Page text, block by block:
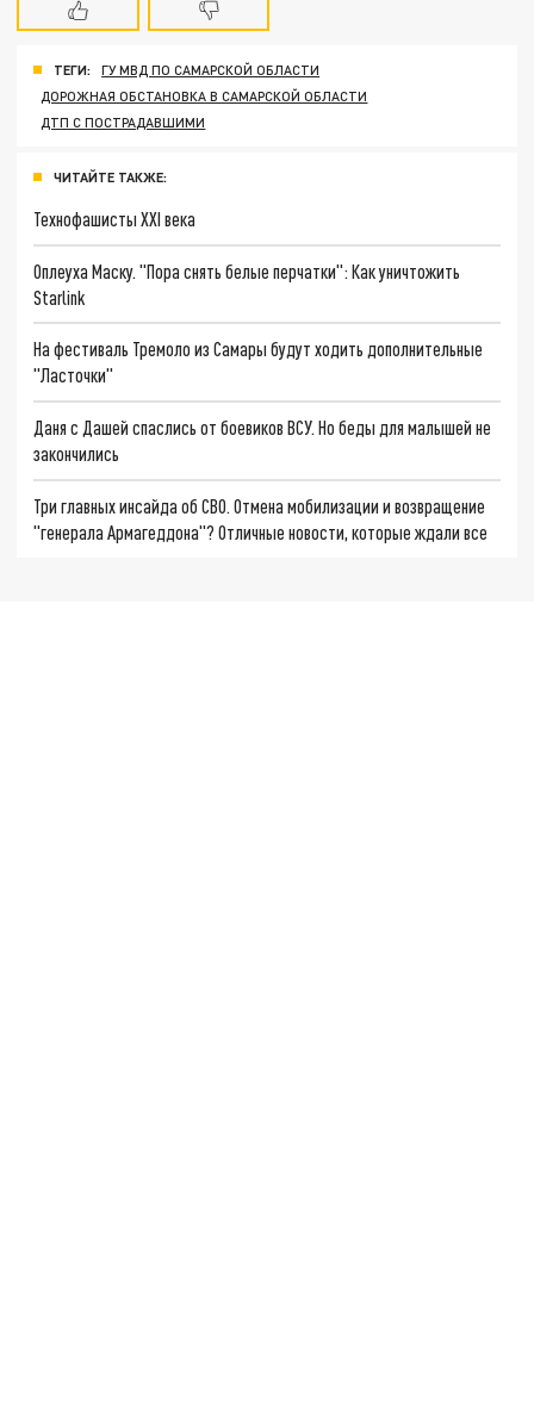
ТЕГИ:
ГУ МВД ПО САМАРСКОЙ ОБЛАСТИ
ДОРОЖНАЯ ОБСТАНОВКА В САМАРСКОЙ ОБЛАСТИ
ДТП С ПОСТРАДАВШИМИ
ЧИТАЙТЕ ТАКЖЕ:
Технофашисты XXI века
Оплеуха Маску. "Пора снять белые перчатки": Как уничтожить
Starlink
На фестиваль Тремоло из Самары будут ходить дополнительные
"Ласточки"
Даня с Дашей спаслись от боевиков ВСУ. Но беды для малышей не
закончились
Три главных инсайда об СВО. Отмена мобилизации и возвращение
"генерала Армагеддона"? Отличные новости, которые ждали все